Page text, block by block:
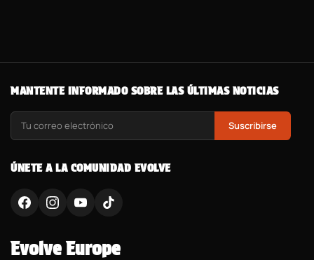
MANTENTE INFORMADO SOBRE LAS ÚLTIMAS NOTICIAS
Suscribirse
ÚNETE A LA COMUNIDAD EVOLVE
Evolve Europe